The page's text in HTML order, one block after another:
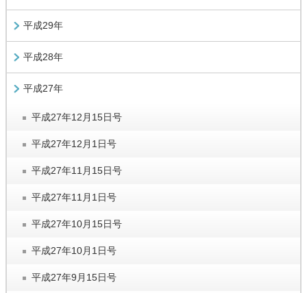
平成29年
平成28年
平成27年
平成27年12月15日号
平成27年12月1日号
平成27年11月15日号
平成27年11月1日号
平成27年10月15日号
平成27年10月1日号
平成27年9月15日号